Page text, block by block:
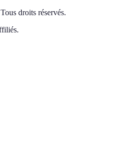
Tous droits réservés.